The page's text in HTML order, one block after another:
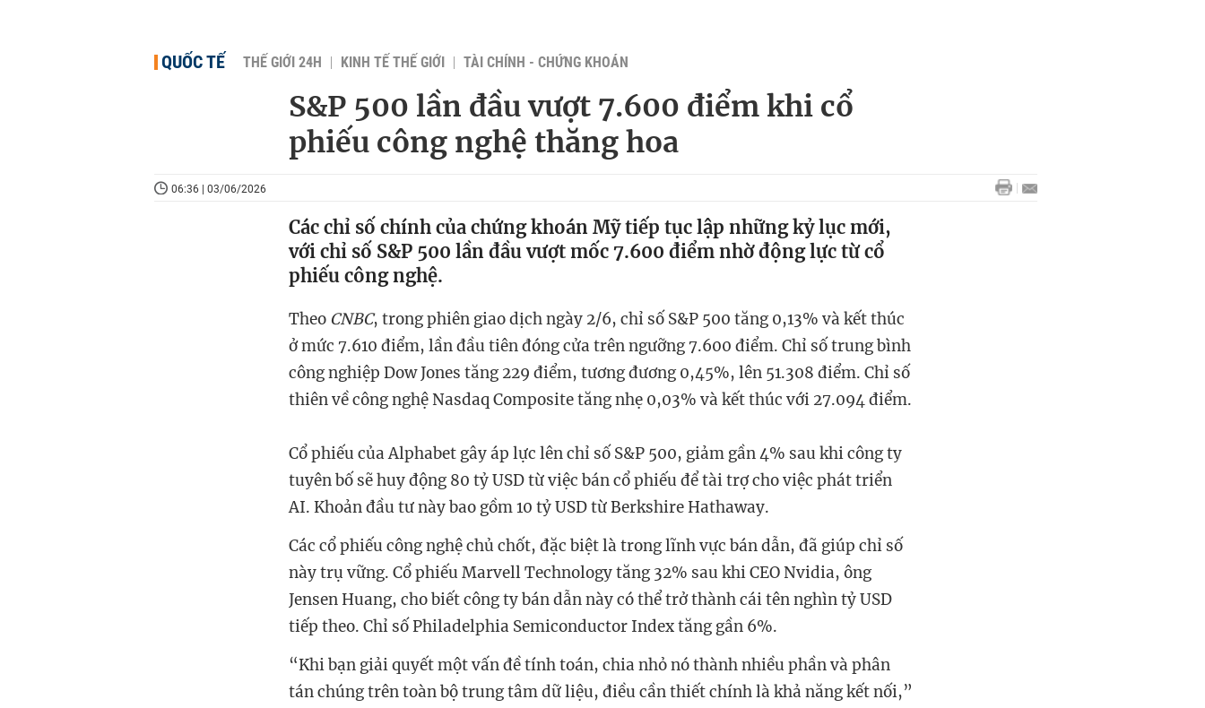
QUỐC TẾ THẾ GIỚI 24H KINH TẾ THẾ GIỚI TÀI CHÍNH - CHỨNG KHOÁN
S&P 500 lần đầu vượt 7.600 điểm khi cổ
phiếu công nghệ thăng hoa
06:36 | 03/06/2026
Các chỉ số chính của chứng khoán Mỹ tiếp tục lập những kỷ lục mới,
với chỉ số S&P 500 lần đầu vượt mốc 7.600 điểm nhờ động lực từ cổ
phiếu công nghệ.
Theo CNBC, trong phiên giao dịch ngày 2/6, chỉ số S&P 500 tăng 0,13% và kết thúc
ở mức 7.610 điểm, lần đầu tiên đóng cửa trên ngưỡng 7.600 điểm. Chỉ số trung bình
công nghiệp Dow Jones tăng 229 điểm, tương đương 0,45%, lên 51.308 điểm. Chỉ số
thiên về công nghệ Nasdaq Composite tăng nhẹ 0,03% và kết thúc với 27.094 điểm.
Cổ phiếu của Alphabet gây áp lực lên chỉ số S&P 500, giảm gần 4% sau khi công ty
tuyên bố sẽ huy động 80 tỷ USD từ việc bán cổ phiếu để tài trợ cho việc phát triển
AI. Khoản đầu tư này bao gồm 10 tỷ USD từ Berkshire Hathaway.
Các cổ phiếu công nghệ chủ chốt, đặc biệt là trong lĩnh vực bán dẫn, đã giúp chỉ số
này trụ vững. Cổ phiếu Marvell Technology tăng 32% sau khi CEO Nvidia, ông
Jensen Huang, cho biết công ty bán dẫn này có thể trở thành cái tên nghìn tỷ USD
tiếp theo. Chỉ số Philadelphia Semiconductor Index tăng gần 6%.
“Khi bạn giải quyết một vấn đề tính toán, chia nhỏ nó thành nhiều phần và phân
tán chúng trên toàn bộ trung tâm dữ liệu, điều cần thiết chính là khả năng kết nối,”